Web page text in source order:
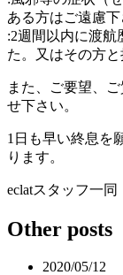
ある方はご遠慮下
:2週間以内に渡
た。又はその方
また、ご要望、
せ下さい。
1日も早い終息を
ります。
eclatスタッフ一同
Other posts
2020/05/12